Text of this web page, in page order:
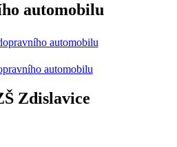
automobilu
automobilu
Zdislavice